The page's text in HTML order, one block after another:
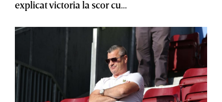
explicat victoria la scor cu...